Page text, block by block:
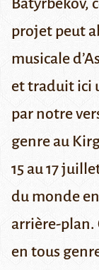
Batyrbekov,
projet peut
musicale
et traduit ici
par notre
genre au
15 au 17
du monde
arrière-plan.
en tous